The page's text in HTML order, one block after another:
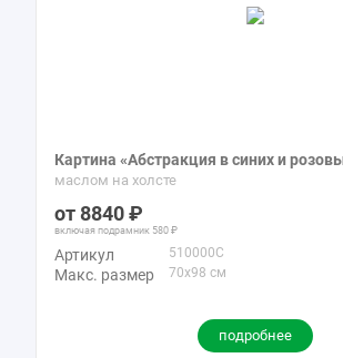
Картина «Абстракция в синих и
маслом на холсте
8840
включая подрамник 580
Артикул 510000C
Макс. размер 70x98 см
подробнее